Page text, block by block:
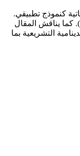
كنموذج تطبيقي.
ويستعرض تطور التشريع المغربي في هذا المجال، في ضوء التزامات المغرب الدولية، لا سيما اتفاقيات التجارة الحرة واتفاقية الجوانب المتصلة بالتجارة من حقوق الملكية الفكرية (TRIPS). كما يناقش المقال
التشريعية بما